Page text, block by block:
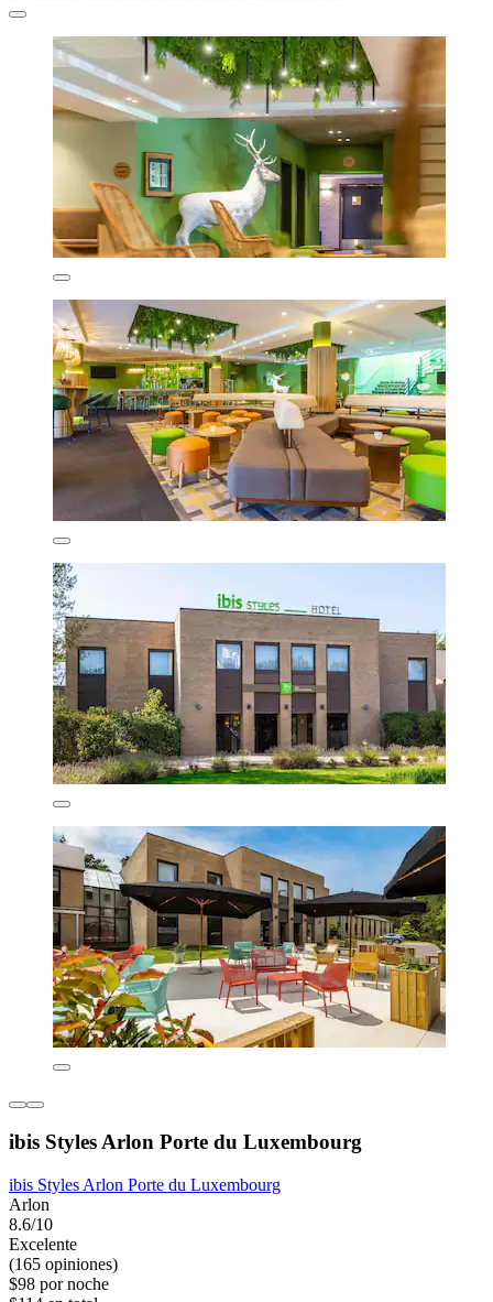
ibis Styles Arlon Porte du Luxembourg
ibis Styles Arlon Porte du Luxembourg
Arlon
8.6/10
Excelente
(165 opiniones)
$98 por noche